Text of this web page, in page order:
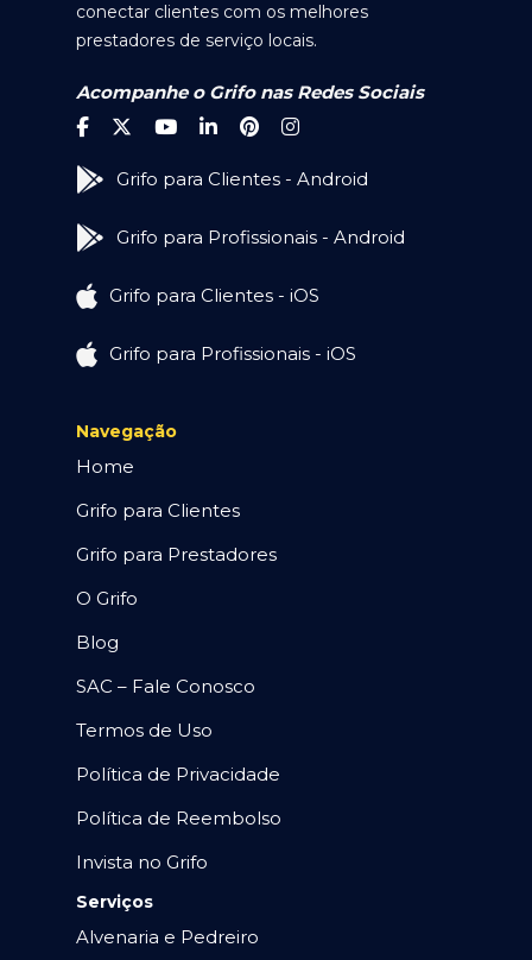
conectar clientes com os melhores
prestadores de serviço locais.
Acompanhe o Grifo nas Redes Sociais
Grifo para Clientes - Android
Grifo para Profissionais - Android
Grifo para Clientes - iOS
Grifo para Profissionais - iOS
Navegação
Home
Grifo para Clientes
Grifo para Prestadores
O Grifo
Blog
SAC – Fale Conosco
Termos de Uso
Política de Privacidade
Política de Reembolso
Invista no Grifo
Serviços
Alvenaria e Pedreiro